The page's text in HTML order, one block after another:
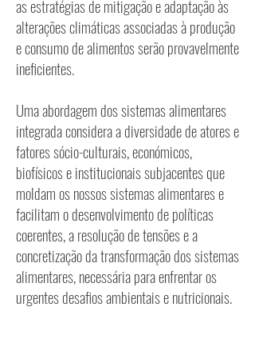
as estratégias de mitigação e adaptação às
alterações climáticas associadas à produção
e consumo de alimentos serão provavelmente
ineficientes.
Uma abordagem dos sistemas alimentares
integrada considera a diversidade de atores e
fatores sócio-culturais, económicos,
biofísicos e institucionais subjacentes que
moldam os nossos sistemas alimentares e
facilitam o desenvolvimento de políticas
coerentes, a resolução de tensões e a
concretização da transformação dos sistemas
alimentares, necessária para enfrentar os
urgentes desafios ambientais e nutricionais.